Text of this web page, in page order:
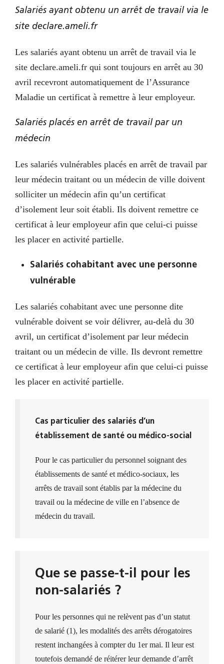
Salariés ayant obtenu un arrêt de travail via le
site declare.ameli.fr
Les salariés ayant obtenu un arrêt de travail via le
site declare.ameli.fr qui sont toujours en arrêt au 30
avril recevront automatiquement de l’Assurance
Maladie un certificat à remettre à leur employeur.
Salariés placés en arrêt de travail par un
médecin
Les salariés vulnérables placés en arrêt de travail par
leur médecin traitant ou un médecin de ville doivent
solliciter un médecin afin qu’un certificat
d’isolement leur soit établi. Ils doivent remettre ce
certificat à leur employeur afin que celui-ci puisse
les placer en activité partielle.
Salariés cohabitant avec une personne
vulnérable
Les salariés cohabitant avec une personne dite
vulnérable doivent se voir délivrer, au-delà du 30
avril, un certificat d’isolement par leur médecin
traitant ou un médecin de ville. Ils devront remettre
ce certificat à leur employeur afin que celui-ci puisse
les placer en activité partielle.
Cas particulier des salariés d’un
établissement de santé ou médico-social
Pour le cas particulier du personnel soignant des
établissements de santé et médico-sociaux, les
arrêts de travail sont établis par la médecine du
travail ou la médecine de ville en l’absence de
médecin du travail.
Que se passe-t-il pour les
non-salariés ?
Pour les personnes qui ne relèvent pas d’un statut
de salarié (1), les modalités des arrêts dérogatoires
restent inchangées à compter du 1er mai. Il leur est
toutefois demandé de réitérer leur demande d’arrêt